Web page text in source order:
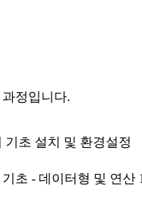
정입니다.
기초 설치 및 환경설정
초 - 데이터형 및 연산